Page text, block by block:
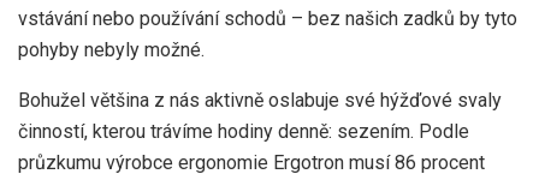
vstávání nebo používání schodů – bez našich zadků by tyto
pohyby nebyly možné.
Bohužel většina z nás aktivně oslabuje své hýžďové svaly
činností, kterou trávíme hodiny denně: sezením. Podle
průzkumu výrobce ergonomie Ergotron musí 86 procent